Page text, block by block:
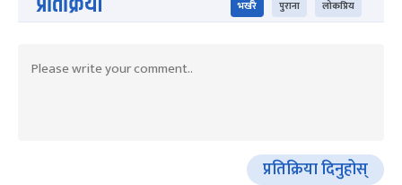
भर्खरै पुराना लोकप्रिय
प्रतिक्रिया दिनुहोस्